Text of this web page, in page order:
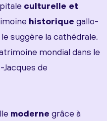
culturelle et
historique gallo-
suggère la cathédrale,
mondial dans le
de
moderne grâce à